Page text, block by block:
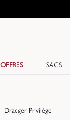
OFFRES SACS
Draeger Privilège